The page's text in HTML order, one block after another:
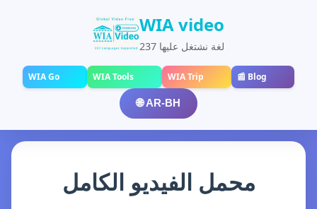
WIA video
237 لغة نشتغل عليها
WIA Go WIA Tools WIA Trip 📰 Blog
🌐 AR-BH
محمل الفيديو الكامل